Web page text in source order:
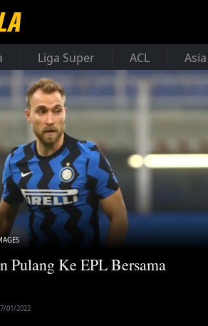
Liga Super ACL
Pulang Ke EPL Bersama
01/2022